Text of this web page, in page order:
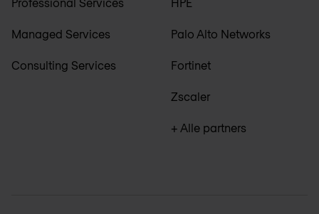
Managed Services
Consulting Services
Palo Alto Networks
Fortinet
Zscaler
+ Alle partners